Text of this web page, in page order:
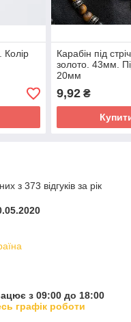
Колір
Карабін під
золото. 43мм.
20мм
9,92₴
з 373 відгуків за рік
з 09:00 до 18:00
графік роботи